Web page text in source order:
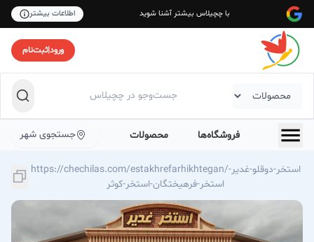
با چچیلاس بیشتر آشنا شوید اطلاعات بیشتر
ورود|ثبت‌نام
فروشگاه‌ها محصولات جستجوی شهر
https://chechilas.com/estakhrefarhikhtegan/استخر-دوقلو-غدیر-
استخر-فرهیختگان-استخر-کوثر